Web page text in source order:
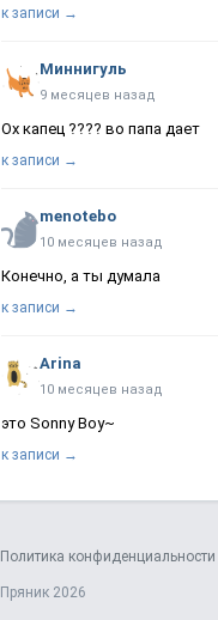
к записи →
Миннигуль
9 месяцев назад
Ох капец ???? во папа дает
к записи →
menotebo
10 месяцев назад
Конечно, а ты думала
к записи →
Arina
10 месяцев назад
это Sonny Boy~
к записи →
Политика конфиденциальности
Пряник 2026